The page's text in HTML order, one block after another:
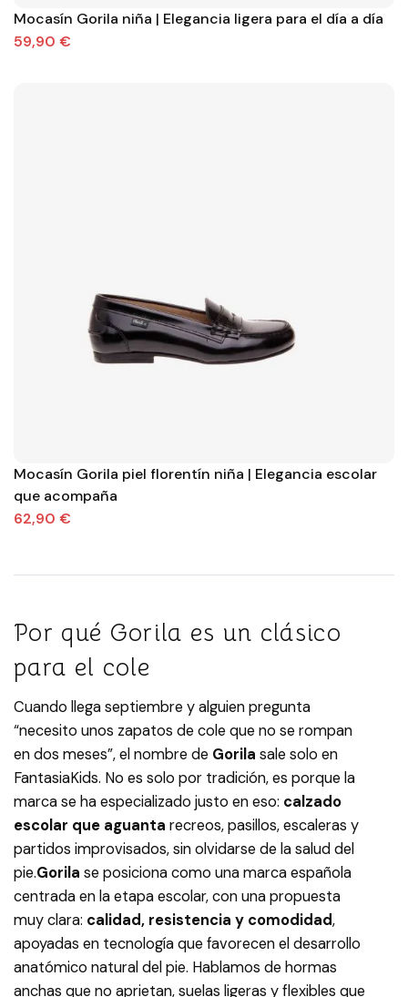
Mocasín Gorila niña | Elegancia ligera para el día a día
59,90 €
Mocasín Gorila piel florentín niña | Elegancia escolar
que acompaña
62,90 €
Por qué Gorila es un clásico
para el cole
Cuando llega septiembre y alguien pregunta
“necesito unos zapatos de cole que no se rompan
en dos meses”, el nombre de Gorila sale solo en
FantasiaKids. No es solo por tradición, es porque la
marca se ha especializado justo en eso: calzado
escolar que aguanta recreos, pasillos, escaleras y
partidos improvisados, sin olvidarse de la salud del
pie.​Gorila se posiciona como una marca española
centrada en la etapa escolar, con una propuesta
muy clara: calidad, resistencia y comodidad,
apoyadas en tecnología que favorecen el desarrollo
anatómico natural del pie. Hablamos de hormas
anchas que no aprietan, suelas ligeras y flexibles que